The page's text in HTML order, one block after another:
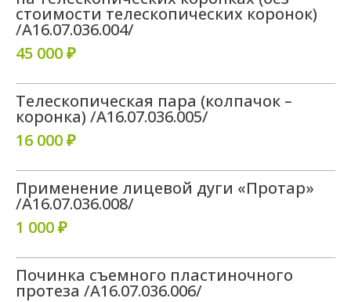
стоимости телескопических коронок)
/A16.07.036.004/
45 000 ₽
Телескопическая пара (колпачок –
коронка) /A16.07.036.005/
16 000 ₽
Применение лицевой дуги «Протар»
/A16.07.036.008/
1 000 ₽
Починка съемного пластиночного
протеза /A16.07.036.006/